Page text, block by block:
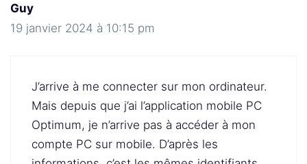
Guy
19 janvier 2024 à 10:15 pm
J’arrive à me connecter sur mon ordinateur.
Mais depuis que j’ai l’application mobile PC
Optimum, je n’arrive pas à accéder à mon
compte PC sur mobile. D’après les